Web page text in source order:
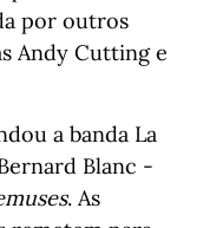
por outros
Andy Cutting e
a banda La
Blanc -
. As